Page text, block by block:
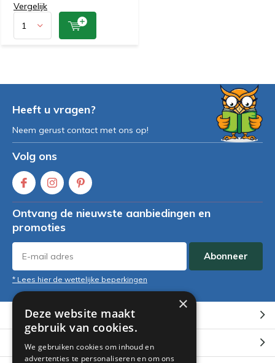
Vergelijk
Heeft u vragen?
Neem gerust contact met ons op!
Volg ons
Ontvang de nieuwste aanbiedingen en
promoties
Abonneer
* Lees hier de wettelijke beperkingen
Klantenservice
Mijn account
×
Deze website maakt
gebruik van cookies.
We gebruiken cookies om inhoud en
advertenties te personaliseren en om ons